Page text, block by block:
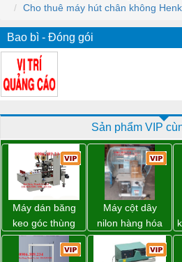
Cho thuê máy hút chân không
Bao bì - Đóng gói
Sản phẩm VIP
Máy dán băng
keo góc thùng
carton giá tốt
Đồng Nai
Máy cột dây
nilon hàng hóa
model CY-100